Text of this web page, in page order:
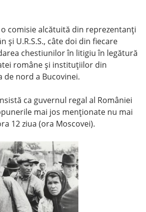
o comisie alcătuită din reprezentanţi
şi U.R.S.S., câte doi din fiecare
chestiunilor în litigiu în legătură
române şi instituţiilor din
de nord a Bucovinei.
ca guvernul regal al României
mai jos menţionate nu mai
12 ziua (ora Moscovei).